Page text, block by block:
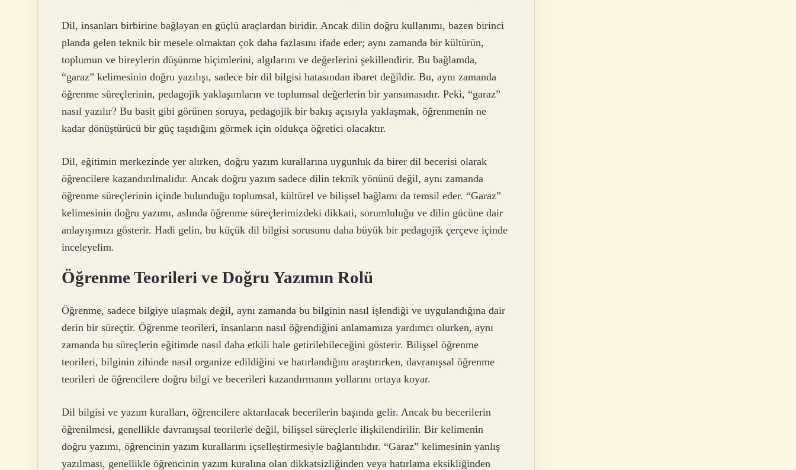
Dil, insanları birbirine bağlayan en güçlü araçlardan biridir. Ancak dilin doğru kullanımı, bazen birinci
planda gelen teknik bir mesele olmaktan çok daha fazlasını ifade eder; aynı zamanda bir kültürün,
toplumun ve bireylerin düşünme biçimlerini, algılarını ve değerlerini şekillendirir. Bu bağlamda,
“garaz” kelimesinin doğru yazılışı, sadece bir dil bilgisi hatasından ibaret değildir. Bu, aynı zamanda
öğrenme süreçlerinin, pedagojik yaklaşımların ve toplumsal değerlerin bir yansımasıdır. Peki, “garaz”
nasıl yazılır? Bu basit gibi görünen soruya, pedagojik bir bakış açısıyla yaklaşmak, öğrenmenin ne
kadar dönüştürücü bir güç taşıdığını görmek için oldukça öğretici olacaktır.
Dil, eğitimin merkezinde yer alırken, doğru yazım kurallarına uygunluk da birer dil becerisi olarak
öğrencilere kazandırılmalıdır. Ancak doğru yazım sadece dilin teknik yönünü değil, aynı zamanda
öğrenme süreçlerinin içinde bulunduğu toplumsal, kültürel ve bilişsel bağlamı da temsil eder. “Garaz”
kelimesinin doğru yazımı, aslında öğrenme süreçlerimizdeki dikkati, sorumluluğu ve dilin gücüne dair
anlayışımızı gösterir. Hadi gelin, bu küçük dil bilgisi sorusunu daha büyük bir pedagojik çerçeve içinde
inceleyelim.
Öğrenme Teorileri ve Doğru Yazımın Rolü
Öğrenme, sadece bilgiye ulaşmak değil, aynı zamanda bu bilginin nasıl işlendiği ve uygulandığına dair
derin bir süreçtir. Öğrenme teorileri, insanların nasıl öğrendiğini anlamamıza yardımcı olurken, aynı
zamanda bu süreçlerin eğitimde nasıl daha etkili hale getirilebileceğini gösterir. Bilişsel öğrenme
teorileri, bilginin zihinde nasıl organize edildiğini ve hatırlandığını araştırırken, davranışsal öğrenme
teorileri de öğrencilere doğru bilgi ve becerileri kazandırmanın yollarını ortaya koyar.
Dil bilgisi ve yazım kuralları, öğrencilere aktarılacak becerilerin başında gelir. Ancak bu becerilerin
öğrenilmesi, genellikle davranışsal teorilerle değil, bilişsel süreçlerle ilişkilendirilir. Bir kelimenin
doğru yazımı, öğrencinin yazım kurallarını içselleştirmesiyle bağlantılıdır. “Garaz” kelimesinin yanlış
yazılması, genellikle öğrencinin yazım kuralına olan dikkatsizliğinden veya hatırlama eksikliğinden